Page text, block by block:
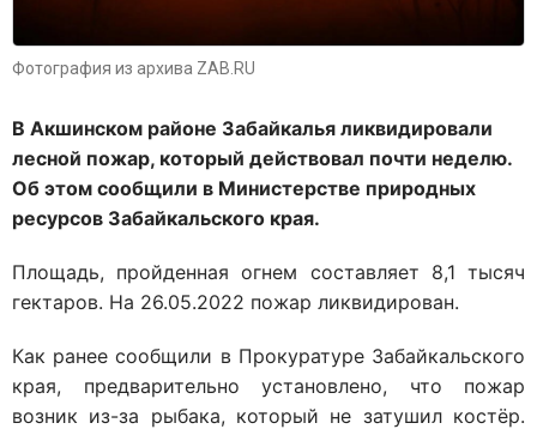
Фотография из архива ZAB.RU
В Акшинском районе Забайкалья ликвидировали
лесной пожар, который действовал почти неделю.
Об этом сообщили в Министерстве природных
ресурсов Забайкальского края.
Площадь, пройденная огнем составляет 8,1 тысяч
гектаров. На 26.05.2022 пожар ликвидирован.
Как ранее сообщили в Прокуратуре Забайкальского
края, предварительно установлено, что пожар
возник из-за рыбака, который не затушил костёр.